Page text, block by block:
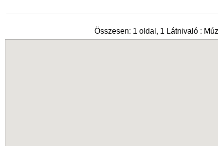
Összesen: 1 oldal, 1 Látnivaló :